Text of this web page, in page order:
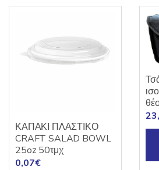
έχει
παραλλαγές.
Οι
επιλογές
στη
σελίδα
ΚΑΠΑΚΙ ΠΛΑΣΤΙΚΟ
CRAFT SALAD BOWL
25oz 50τμχ
0,07€